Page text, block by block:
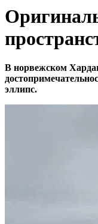
В норвежском
эллипс.